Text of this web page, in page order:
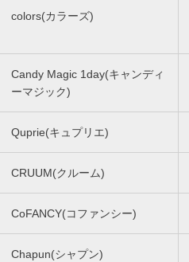
colors(カラーズ)
Candy Magic 1day(キャンディ
ーマジック)
Quprie(キュプリエ)
CRUUM(クルーム)
CoFANCY(コファンシー)
Chapun(シャプン)